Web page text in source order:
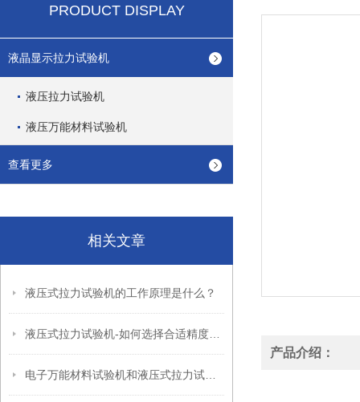
PRODUCT DISPLAY
液晶显示拉力试验机
液压拉力试验机
液压万能材料试验机
查看更多
相关文章
液压式拉力试验机的工作原理是什么？
产品介绍：